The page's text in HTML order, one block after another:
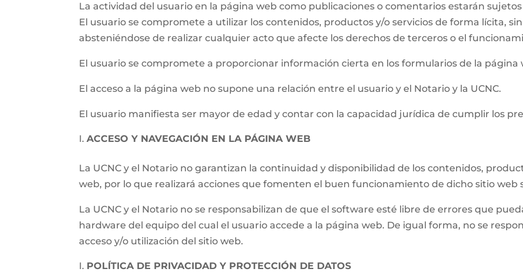
La actividad del usuario en la página web como publicaciones o comentarios estarán
El usuario se compromete a utilizar los contenidos, productos y/o servicios de forma lícita,
absteniéndose de realizar cualquier acto que afecte los derechos de terceros o el
El usuario se compromete a proporcionar información cierta en los formularios de la página
El acceso a la página web no supone una relación entre el usuario y el Notario y la UCNC.
El usuario manifiesta ser mayor de edad y contar con la capacidad jurídica de cumplir los
ACCESO Y NAVEGACIÓN EN LA PÁGINA WEB
La UCNC y el Notario no garantizan la continuidad y disponibilidad de los contenidos,
web, por lo que realizará acciones que fomenten el buen funcionamiento de dicho sitio web
La UCNC y el Notario no se responsabilizan de que el software esté libre de errores que
hardware del equipo del cual el usuario accede a la página web. De igual forma, no se
acceso y/o utilización del sitio web.
POLÍTICA DE PRIVACIDAD Y PROTECCIÓN DE DATOS